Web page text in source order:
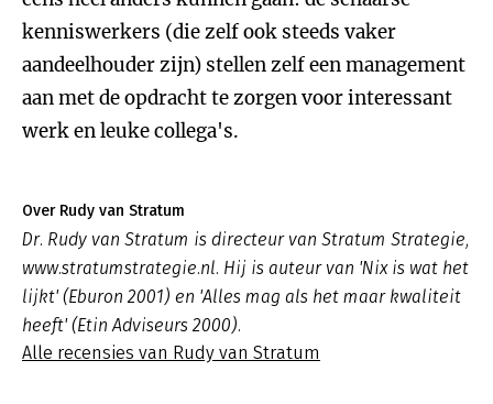
kenniswerkers (die zelf ook steeds vaker
aandeelhouder zijn) stellen zelf een management
aan met de opdracht te zorgen voor interessant
werk en leuke collega's.
Over Rudy van Stratum
Dr. Rudy van Stratum is directeur van Stratum Strategie,
www.stratumstrategie.nl. Hij is auteur van 'Nix is wat het
lijkt' (Eburon 2001) en 'Alles mag als het maar kwaliteit
heeft' (Etin Adviseurs 2000).
Alle recensies van Rudy van Stratum